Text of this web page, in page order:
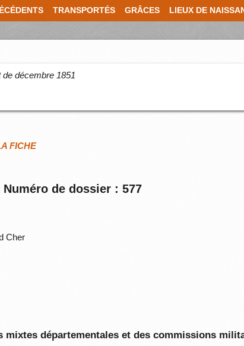
TRANSPORTÉS GRÂCES LIEUX DE
de décembre 1851
FICHE
Numéro de dossier : 577
Cher
mixtes départementales et des commissions